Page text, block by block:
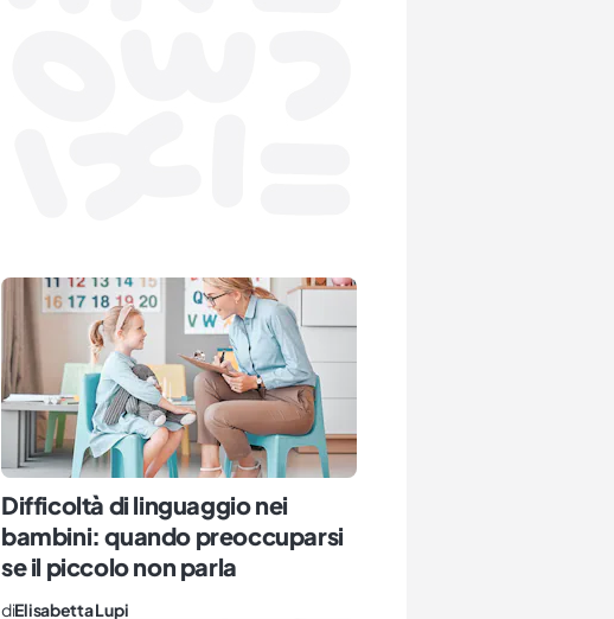
Difficoltà di linguaggio nei
bambini: quando preoccuparsi
se il piccolo non parla
diElisabetta Lupi